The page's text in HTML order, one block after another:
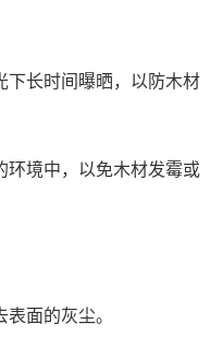
下长时间曝晒，以防木材
环境中，以免木材发霉或
面的灰尘。